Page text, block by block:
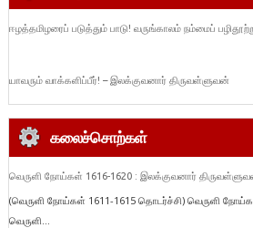
ஈழத்தமிழரைப் படுத்தும் பாடு! வருங்காலம் நம்மைப்
யாவரும் வாக்களிப்பீர்! – இலக்குவனார் திருவள்ளுவன்
கலைச்சொற்கள்
வெருளி நோய்கள் 1616-1620 : இலக்குவனார்
(வெருளி நோய்கள் 1611-1615 தொடர்ச்சி) வெருளி
வெருளி...